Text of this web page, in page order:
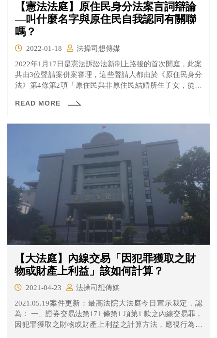
【憲法法庭】原住民身分法案言詞辯論
—叫什麼名字與原住民自我認同有關聯
嗎？
2022-01-18
法操司想傳媒
2022年1月17日是憲法訴訟法新制上路後的首次開庭，此案
共由3位聲請案併案審理，這些聲請人都由於《原住民身分
法》第4條第2項「原住民與非原住民結婚所生子女，從具
民身分。」之規定，導致他們因為受限於不合理之法律規
READ MORE
【大法庭】內線交易「因犯罪獲取之財
物或財產上利益」該如何計算？
2021-04-23
法操司想傳媒
2021.05.19案件更新：最高法院大法庭今日宣示裁定，認
為： 一、證券交易法第171 條第1 項第1 款之內線交易罪，
因犯罪獲取之財物或財產上利益之計算方法，應視行為人